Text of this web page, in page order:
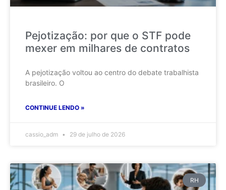
Pejotização: por que o STF pode
mexer em milhares de contratos
A pejotização voltou ao centro do debate trabalhista
brasileiro. O
CONTINUE LENDO »
cassio_adm 29 de julho de 2026
RH